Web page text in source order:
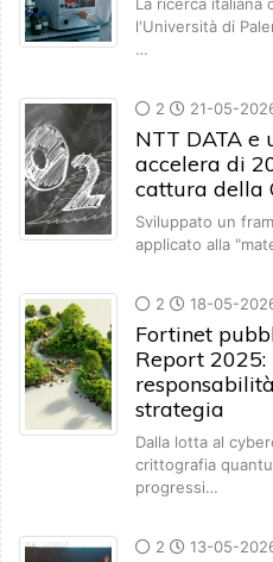
l'Università di
…
2 21-05-
NTT DATA e
accelera di
cattura della
Sviluppato un
applicato alla
2 18-05-
Fortinet
Report 2025:
strategia
Dalla lotta al
crittografia
progressi…
2 13-05-